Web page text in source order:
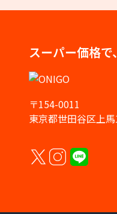
スーパー価格で
〒154-0011
東京都世田谷区上